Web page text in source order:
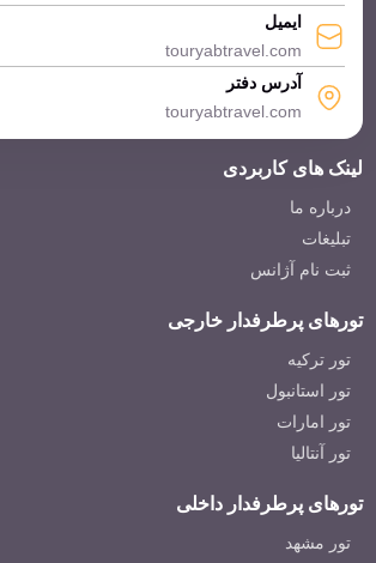
هتل هاوس بومونتی استانبول ترکیه
The House Hotel Bomonti
هتل پالازو دونيزتي استانبول ترکیه
ایمیل
touryabtravel.com
آدرس دفتر
touryabtravel.com
لینک های کاربردی
درباره ما
تبلیغات
ثبت نام آژانس
تورهای پرطرفدار خارجی
تور ترکیه
تور استانبول
تور امارات
تور آنتالیا
تورهای پرطرفدار داخلی
تور مشهد